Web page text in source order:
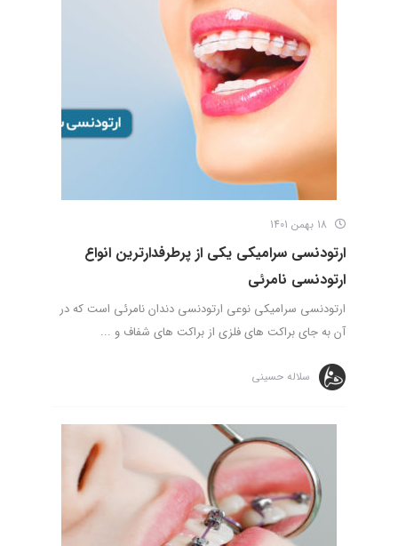
ارتودنسی سرامیکی یکی از پرطرفدارترین انواع
ارتودنسی نامرئی
ارتودنسی سرامیکی نوعی ارتودنسی دندان نامرئی است که در
آن به جای براکت های فلزی از براکت های شفاف و ...
سلاله حسینی